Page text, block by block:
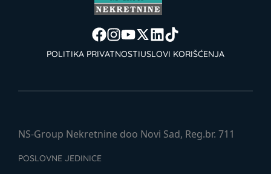
POLITIKA PRIVATNOSTIUSLOVI KORIŠĆENJA
NS-Group Nekretnine doo Novi Sad, Reg.br. 711
POSLOVNE JEDINICE